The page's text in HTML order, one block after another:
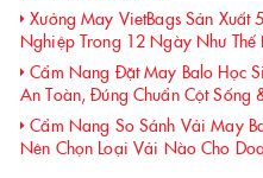
Xưởng May VietBags Sản Xuất
Nghiệp Trong 12 Ngày Như Thế
Cẩm Nang Đặt May Balo Học
An Toàn, Đúng Chuẩn Cột Sống
Cẩm Nang So Sánh Vải May
Nên Chọn Loại Vải Nào Cho